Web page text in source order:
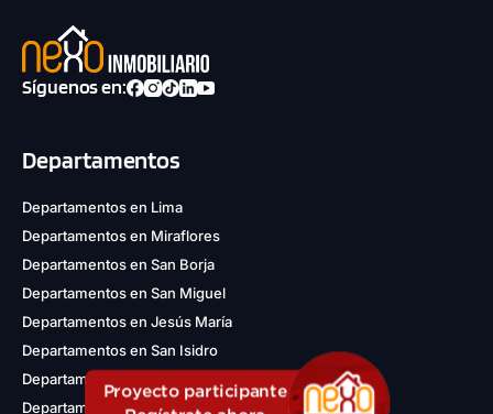
Proyecto participante
Síguenos en:
Departamentos
Departamentos en Lima
Departamentos en Miraflores
Departamentos en San Borja
Departamentos en San Miguel
Departamentos en Jesús María
Departamentos en San Isidro
Departamentos en Magdalena del Mar
Departamentos en Lince